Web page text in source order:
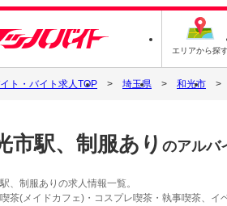
エリアから探
ト・バイト求人TOP 埼玉県 和光市
市駅、制服あり のアルバ
、制服ありの求人情報一覧。
茶(メイドカフェ)・コスプレ喫茶・執事喫茶、